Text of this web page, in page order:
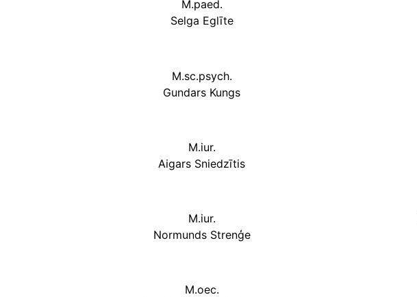
M.paed.
Selga Eglīte
M.sc.psych.
Gundars Kungs
M.iur.
Aigars Sniedzītis
M.iur.
Normunds Strenģe
M.oec.